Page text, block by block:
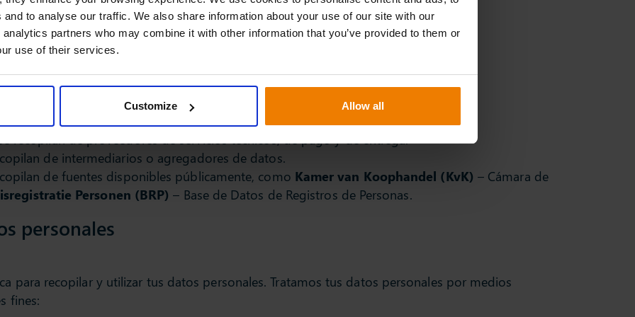
to analyse our traffic. We also share information about your use of our site with our
partners who may combine it with other information that you’ve provided to them or
use of their services.
Customize Allow all
. Recibiremos datos personales sobre ti de diversos terceros, según se indica a
recopilan de proveedores de servicios técnicos, de pago y de entrega.
de intermediarios o agregadores de datos.
de fuentes disponibles públicamente, como Kamer van Koophandel (KvK) – Cámara de
Personen (BRP) – Base de Datos de Registros de Personas.
personales
para recopilar y utilizar tus datos personales. Tratamos tus datos personales por medios
fines: